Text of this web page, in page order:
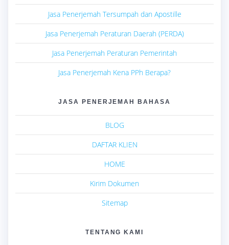
Jasa Penerjemah Tersumpah dan Apostille
Jasa Penerjemah Peraturan Daerah (PERDA)
Jasa Penerjemah Peraturan Pemerintah
Jasa Penerjemah Kena PPh Berapa?
JASA PENERJEMAH BAHASA
BLOG
DAFTAR KLIEN
HOME
Kirim Dokumen
Sitemap
TENTANG KAMI